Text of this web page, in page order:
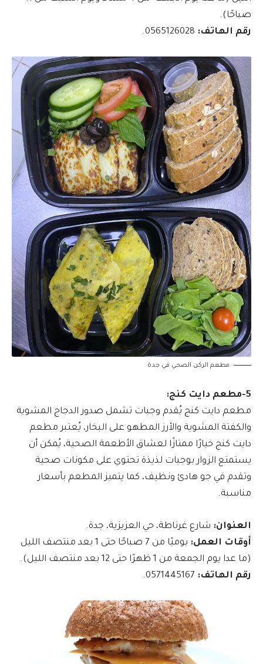
صباحًا).
رقم الهاتف:
مطعم الركن الصحي في جدة
5-مطعم دايت كنج:
مطعم دايت كنج يُقدم وجبات تشمل صدور الدجاج المشوية
والكفتة المشوية والأرز المطهو على البخار، يُعتبر مطعم
دايت كنج خيارًا ممتازًا لعشاق الأطعمة الصحية، يُمكن أن
يستمتع الزوار بوجبات لذيذة تحتوي على مكونات صحية
وتقدم في جو هادئ ونظيف، كما يتميز المطعم بأسعار
مناسبة.
العنوان: شارع غرناطة، حي العزيزية، جدة.
أوقات العمل:
يوميًا من 7 صباحًا حتى 1 بعد منتصف الليل
(ما عدا يوم الجمعة من 1 ظهرًا حتى 12 بعد منتصف الليل).
رقم الهاتف: